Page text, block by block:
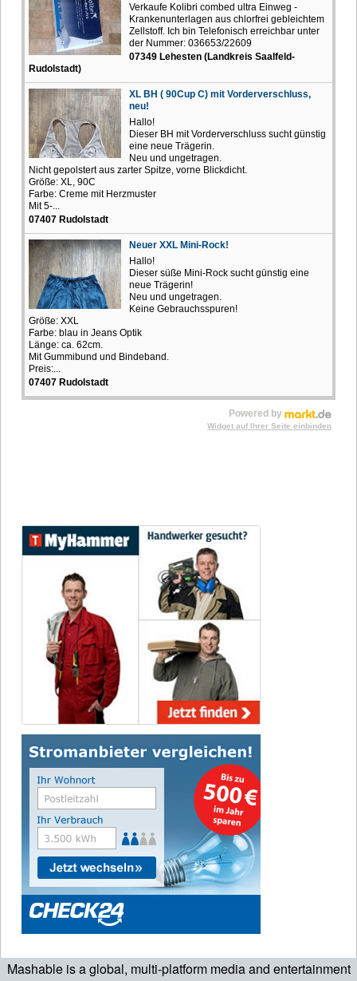
Mashable is a global, multi-platform media and entertainment
Verkaufe Kolibri combed ultra Einweg -
Krankenunterlagen aus chlorfrei gebleichtem
Zellstoff. Ich bin Telefonisch erreichbar unter
der Nummer: 036653/22609
07349 Lehesten (Landkreis Saalfeld-
Rudolstadt)
XL BH ( 90Cup C) mit Vorderverschluss,
neu!
Hallo!
Dieser BH mit Vorderverschluss sucht günstig
eine neue Trägerin.
Neu und ungetragen.
Nicht gepolstert aus zarter Spitze, vorne Blickdicht.
Größe: XL, 90C
Farbe: Creme mit Herzmuster
Mit 5-...
07407 Rudolstadt
Neuer XXL Mini-Rock!
Hallo!
Dieser süße Mini-Rock sucht günstig eine
neue Trägerin!
Neu und ungetragen.
Keine Gebrauchsspuren!
Größe: XXL
Farbe: blau in Jeans Optik
Länge: ca. 62cm.
Mit Gummibund und Bindeband.
Preis:...
07407 Rudolstadt
Powered by
Widget auf Ihrer Seite einbinden